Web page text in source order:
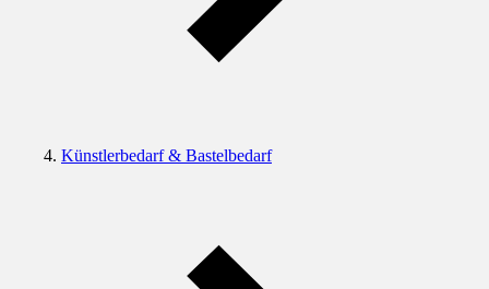
Künstlerbedarf & Bastelbedarf